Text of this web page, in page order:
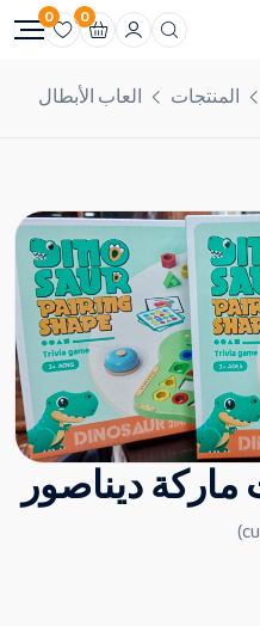
0
0
المنتجات العاب الأبطال
ماركة ديناصور